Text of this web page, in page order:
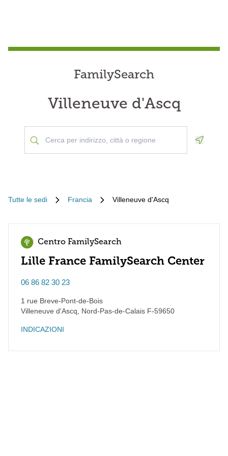
FamilySearch
Villeneuve d'Ascq
Tutte le sedi Francia Villeneuve d'Ascq
Centro FamilySearch
Lille France FamilySearch Center
06 86 82 30 23
1 rue Breve-Pont-de-Bois
Villeneuve d'Ascq
Nord-Pas-de-Calais F-59650
INDICAZIONI